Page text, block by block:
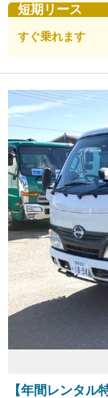
短期リース
すぐ乗れます
【年間レンタル